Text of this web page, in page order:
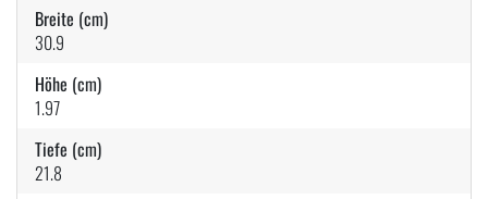
Breite (cm)
30.9
Höhe (cm)
1.97
Tiefe (cm)
21.8